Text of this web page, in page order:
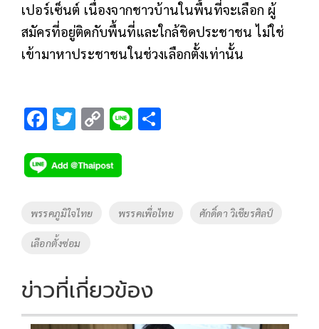
เปอร์เซ็นต์ เนื่องจากชาวบ้านในพื้นที่จะเลือก ผู้
สมัครที่อยู่ติดกับพื้นที่และใกล้ชิดประชาชน ไม่ใช่
เข้ามาหาประชาชนในช่วงเลือกตั้งเท่านั้น
F
e
b
o
o
k
T
tt
er
C
p
y
Li
Li
Tags
พรรคภูมิใจไทย พรรคเพื่อไทย ศักดิ์ดา วิเชียรศิลป์
เลือกตั้งซ่อม
ข่าวที่เกี่ยวข้อง